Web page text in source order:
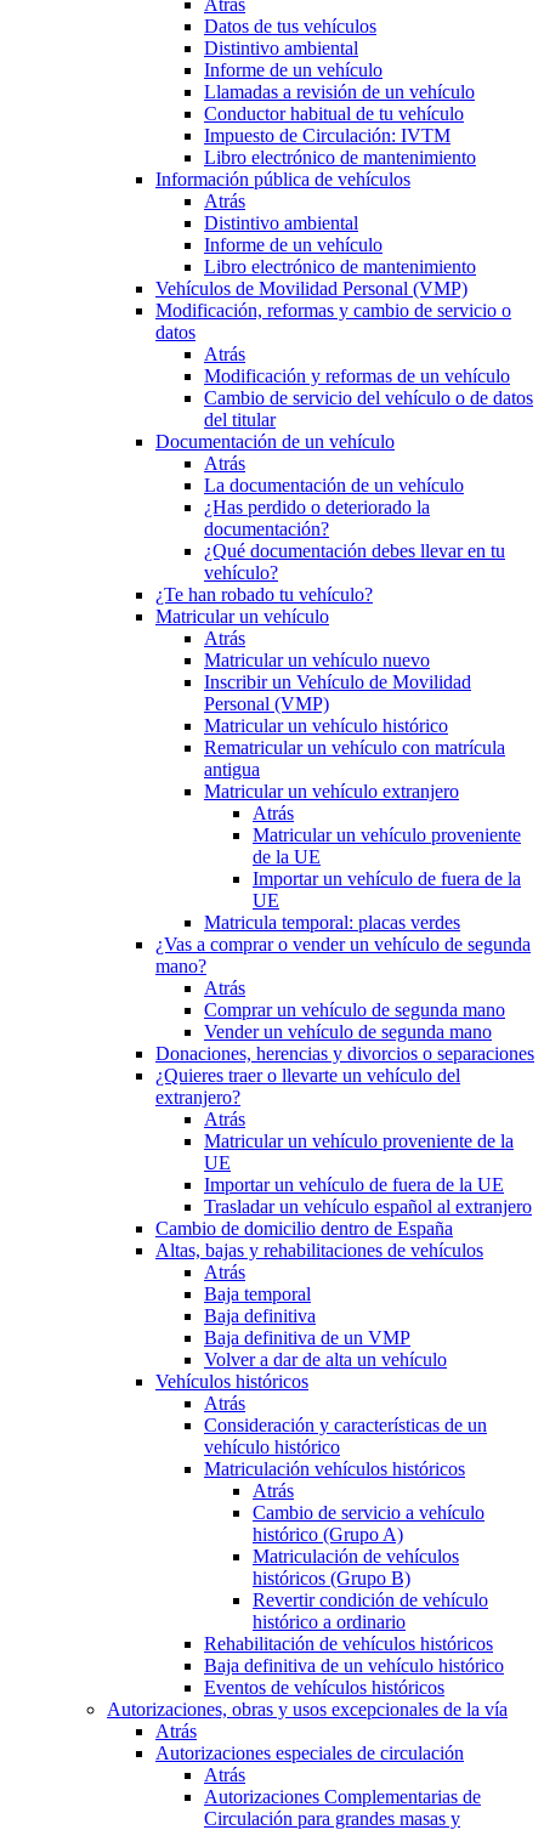
Atrás
Datos de tus vehículos
Distintivo ambiental
Informe de un vehículo
Llamadas a revisión de un vehículo
Conductor habitual de tu vehículo
Impuesto de Circulación: IVTM
Libro electrónico de mantenimiento
Información pública de vehículos
Atrás
Distintivo ambiental
Informe de un vehículo
Libro electrónico de mantenimiento
Vehículos de Movilidad Personal (VMP)
Modificación, reformas y cambio de servicio o
datos
Atrás
Modificación y reformas de un vehículo
Cambio de servicio del vehículo o de datos
del titular
Documentación de un vehículo
Atrás
La documentación de un vehículo
¿Has perdido o deteriorado la
documentación?
¿Qué documentación debes llevar en tu
vehículo?
¿Te han robado tu vehículo?
Matricular un vehículo
Atrás
Matricular un vehículo nuevo
Inscribir un Vehículo de Movilidad
Personal (VMP)
Matricular un vehículo histórico
Rematricular un vehículo con matrícula
antigua
Matricular un vehículo extranjero
Atrás
Matricular un vehículo proveniente
de la UE
Importar un vehículo de fuera de la
UE
Matricula temporal: placas verdes
¿Vas a comprar o vender un vehículo de segunda
mano?
Atrás
Comprar un vehículo de segunda mano
Vender un vehículo de segunda mano
Donaciones, herencias y divorcios o separaciones
¿Quieres traer o llevarte un vehículo del
extranjero?
Atrás
Matricular un vehículo proveniente de la
UE
Importar un vehículo de fuera de la UE
Trasladar un vehículo español al extranjero
Cambio de domicilio dentro de España
Altas, bajas y rehabilitaciones de vehículos
Atrás
Baja temporal
Baja definitiva
Baja definitiva de un VMP
Volver a dar de alta un vehículo
Vehículos históricos
Atrás
Consideración y características de un
vehículo histórico
Matriculación vehículos históricos
Atrás
Cambio de servicio a vehículo
histórico (Grupo A)
Matriculación de vehículos
históricos (Grupo B)
Revertir condición de vehículo
histórico a ordinario
Rehabilitación de vehículos históricos
Baja definitiva de un vehículo histórico
Eventos de vehículos históricos
Autorizaciones, obras y usos excepcionales de la vía
Atrás
Autorizaciones especiales de circulación
Atrás
Autorizaciones Complementarias de
Circulación para grandes masas y